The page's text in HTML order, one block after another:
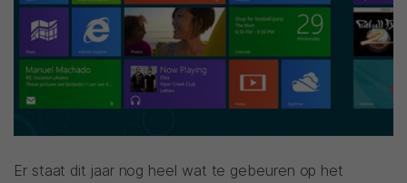
Er staat dit jaar nog heel wat te gebeuren op het